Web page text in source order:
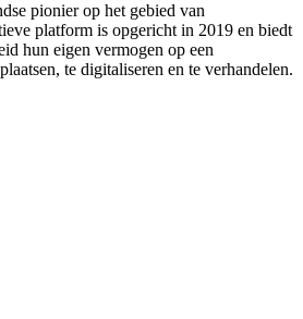
pionier op het gebied van
platform is opgericht in 2019 en biedt
hun eigen vermogen op een
te digitaliseren en te verhandelen.